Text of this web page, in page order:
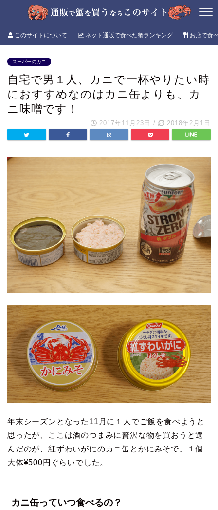
このサイトについて ネット通販で食べた蟹ランキング お店で食
スーパーのカニ
自宅で男１人、カニで一杯やりたい時
におすすめなのはカニ缶よりも、カ
ニ味噌です！
2017年11月23日 / 2018年2月1日
年末シーズンとなった11月に１人でご飯を食べようと
思ったが、ここは酒のつまみに贅沢な物を買おうと選
んだのが、紅ずわいがにのカニ缶とかにみそで。１個
大体¥500円ぐらいでした。
カニ缶っていつ食べるの？